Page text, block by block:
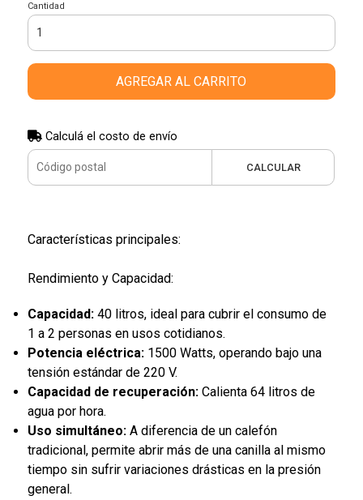
Cantidad
AGREGAR AL CARRITO
Calculá el costo de envío
CALCULAR
Características principales:
Rendimiento y Capacidad:
Capacidad:40 litros, ideal para cubrir el consumo de
1 a 2 personas en usos cotidianos.
Potencia eléctrica:1500 Watts, operando bajo una
tensión estándar de 220 V.
Capacidad de recuperación:Calienta 64 litros de
agua por hora.
Uso simultáneo:A diferencia de un calefón
tradicional, permite abrir más de una canilla al mismo
tiempo sin sufrir variaciones drásticas en la presión
general.